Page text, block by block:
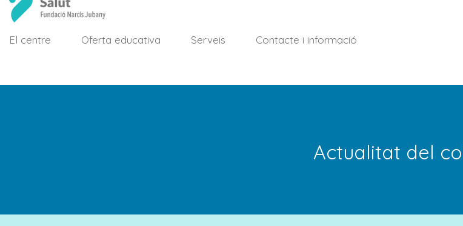
El centre Oferta educativa Serveis Contacte i informació
Actualitat del